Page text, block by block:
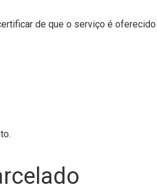
de que o serviço é oferecido